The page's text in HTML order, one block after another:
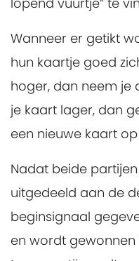
Wanneer er getikt
hun kaartje goed
hoger, dan neem je
je kaart lager, dan
een nieuwe kaart
Nadat beide
uitgedeeld aan de
beginsignaal
en wordt